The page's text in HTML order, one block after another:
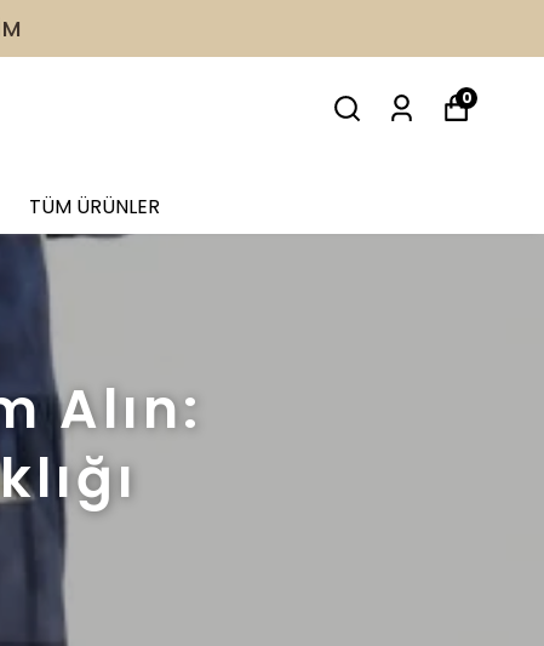
TÜM ÜRÜNLER
0
Alın: